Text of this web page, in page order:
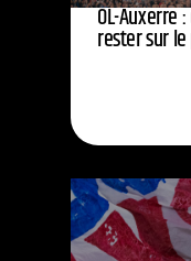
OL-Auxerre
rester sur